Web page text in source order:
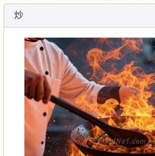
炒